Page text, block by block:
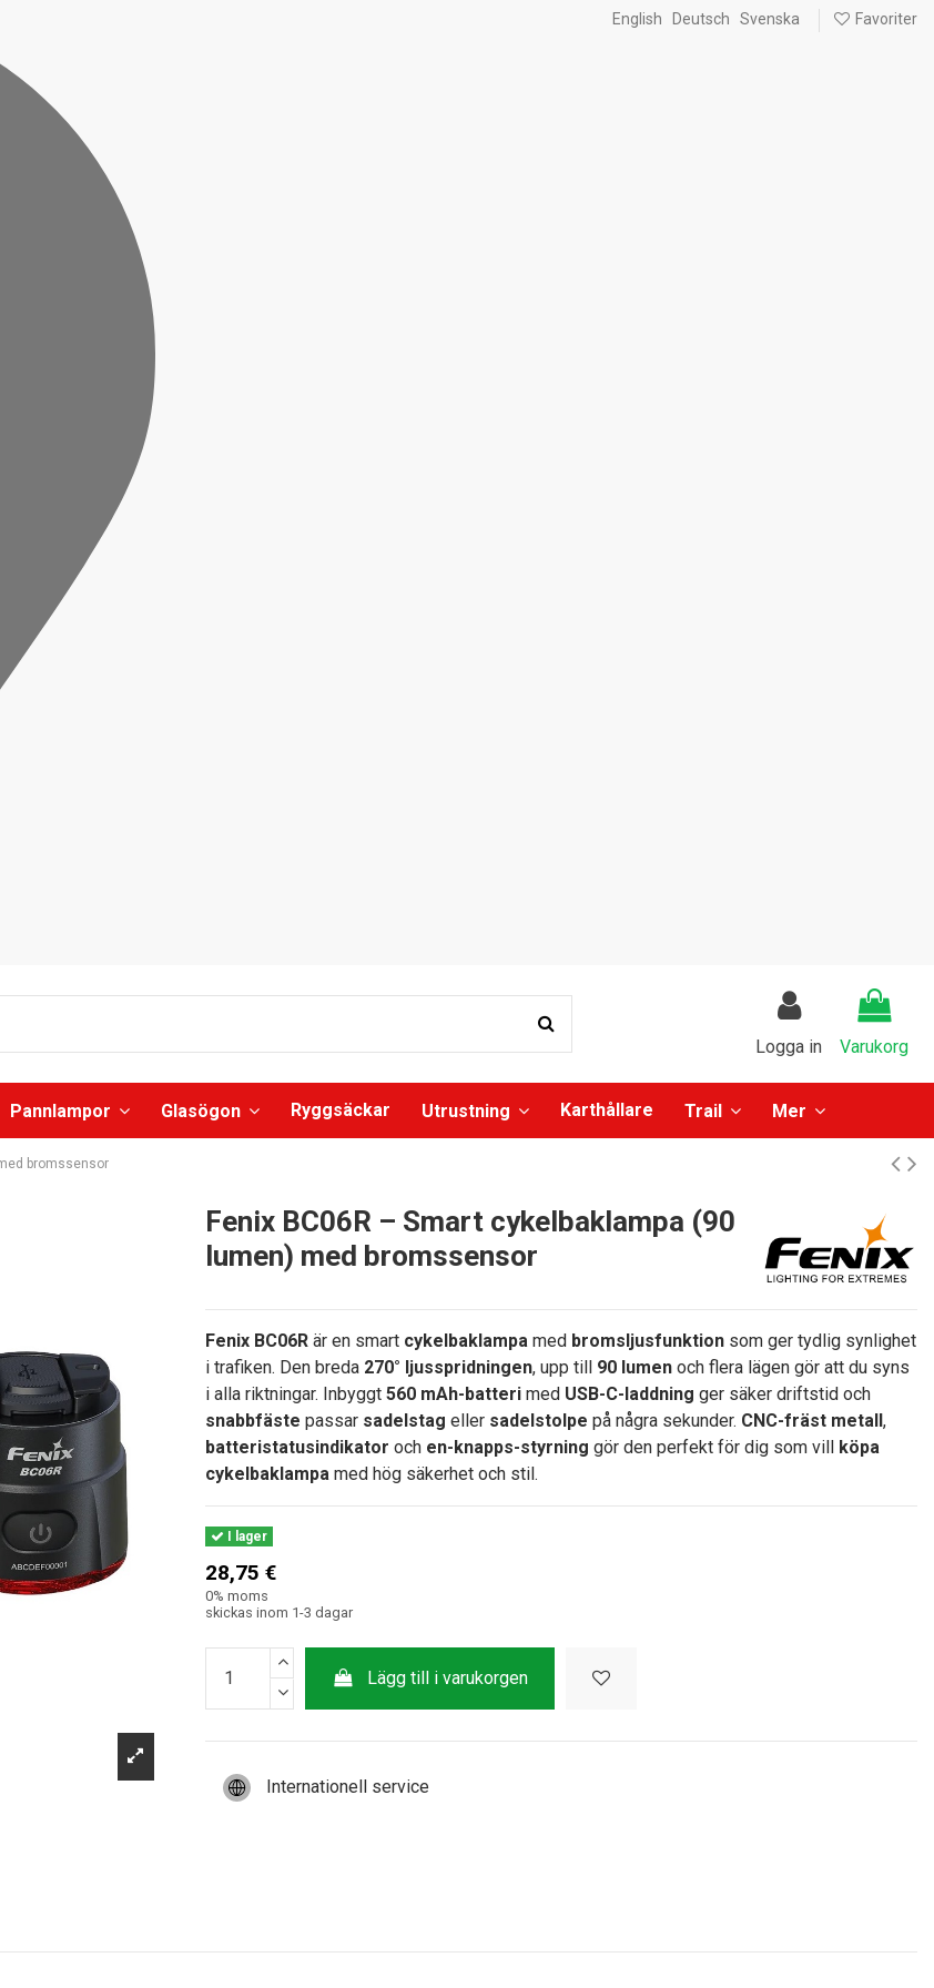
English Deutsch Svenska Favoriter
Logga in Varukorg
Pannlampor Glasögon Ryggsäckar Utrustning Karthållare Trail Mer
bromssensor
Fenix BC06R – Smart cykelbaklampa (90
lumen) med bromssensor
Fenix BC06R är en smart cykelbaklampa med bromsljusfunktion som ger tydlig synlighet
i trafiken. Den breda 270° ljusspridningen, upp till 90 lumen och flera lägen gör att du syns
i alla riktningar. Inbyggt 560 mAh-batteri med USB-C-laddning ger säker driftstid och
snabbfäste passar sadelstag eller sadelstolpe på några sekunder. CNC-fräst metall,
batteristatusindikator och en-knapps-styrning gör den perfekt för dig som vill köpa
cykelbaklampa med hög säkerhet och stil.
I lager
28,75 €
0% moms
skickas inom 1-3 dagar
Lägg till i varukorgen
Internationell service